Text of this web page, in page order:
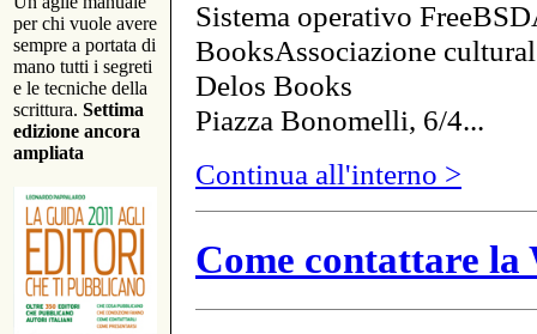
per chi vuole avere
sempre a portata di
mano tutti i segreti
e le tecniche della
scrittura. Settima
edizione ancora
ampliata
Sistema operativo
BooksAssociazione
Delos Books
Piazza Bonomelli, 6/4...
Continua all'interno >
Come contattare